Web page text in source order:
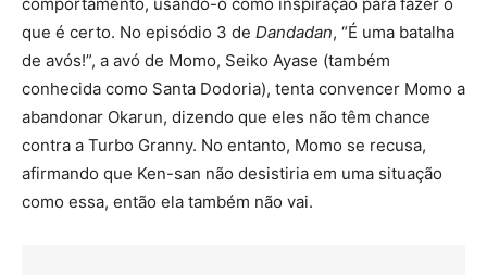
comportamento, usando-o como inspiração para fazer o
que é certo. No episódio 3 de Dandadan, “É uma batalha
de avós!”, a avó de Momo, Seiko Ayase (também
conhecida como Santa Dodoria), tenta convencer Momo a
abandonar Okarun, dizendo que eles não têm chance
contra a Turbo Granny. No entanto, Momo se recusa,
afirmando que Ken-san não desistiria em uma situação
como essa, então ela também não vai.